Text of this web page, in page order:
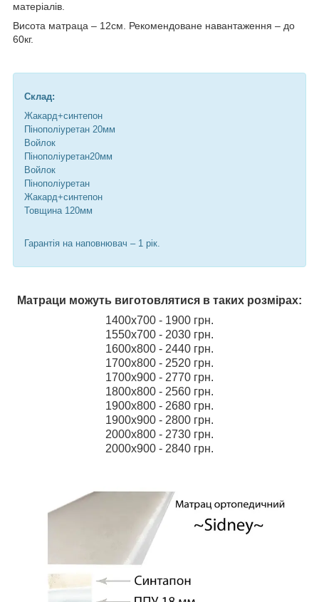
матеріалів.
Висота матраца – 12см. Рекомендоване навантаження – до
60кг.
Склад:
Жакард+синтепон
Пінополіуретан 20мм
Войлок
Пінополіуретан20мм
Войлок
Пінополіуретан
Жакард+синтепон
Товщина 120мм
Гарантія на наповнювач – 1 рік.
Матраци можуть виготовлятися в таких розмірах:
1400х700 - 1900 грн.
1550х700 - 2030 грн.
1600х800 - 2440 грн.
1700х800 - 2520 грн.
1700х900 - 2770 грн.
1800х800 - 2560 грн.
1900х800 - 2680 грн.
1900х900 - 2800 грн.
2000х800 - 2730 грн.
2000х900 - 2840 грн.